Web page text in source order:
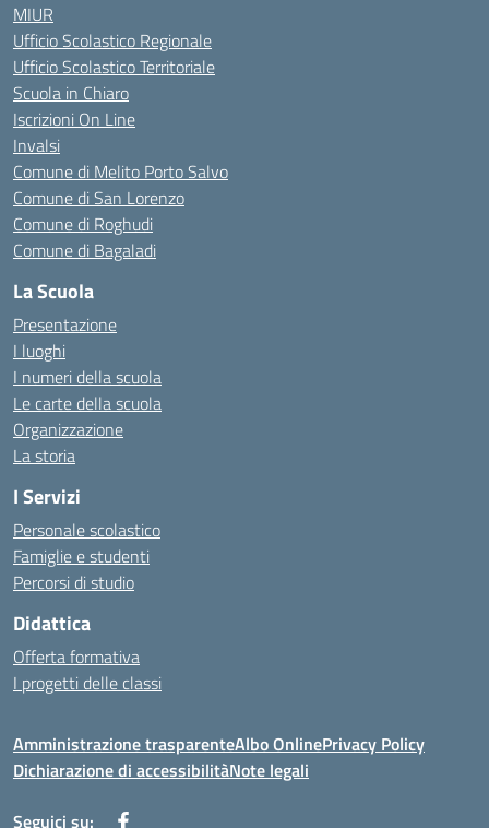
MIUR
Ufficio Scolastico Regionale
Ufficio Scolastico Territoriale
Scuola in Chiaro
Iscrizioni On Line
Invalsi
Comune di Melito Porto Salvo
Comune di San Lorenzo
Comune di Roghudi
Comune di Bagaladi
La Scuola
Presentazione
I luoghi
I numeri della scuola
Le carte della scuola
Organizzazione
La storia
I Servizi
Personale scolastico
Famiglie e studenti
Percorsi di studio
Didattica
Offerta formativa
I progetti delle classi
Amministrazione trasparenteAlbo OnlinePrivacy Policy
Dichiarazione di accessibilitàNote legali
Seguici su: